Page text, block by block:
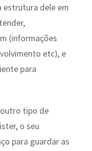
estrutura dele em
(informações
etc), e
para
tipo de
o seu
para guardar as